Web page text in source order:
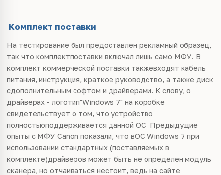
Комплект поставки
На тестирование был предоставлен рекламный образец,
так что комплектпоставки включал лишь само МФУ. В
комплект коммерческой поставки такжевходят кабель
питания, инструкция, краткое руководство, а также диск
сдополнительным софтом и драйверами. К слову, о
драйверах - логотип"Windows 7" на коробке
свидетельствует о том, что устройство
полностьюподдерживается данной ОС. Предыдущие
опыты с МФУ Canon показали, что вОС Windows 7 при
использовании стандартных (поставляемых в
комплекте)драйверов может быть не определен модуль
сканера, но отчаиваться нестоит, ведь на сайте